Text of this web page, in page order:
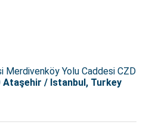
Merdivenköy Yolu Caddesi CZD
Ataşehir / Istanbul, Turkey